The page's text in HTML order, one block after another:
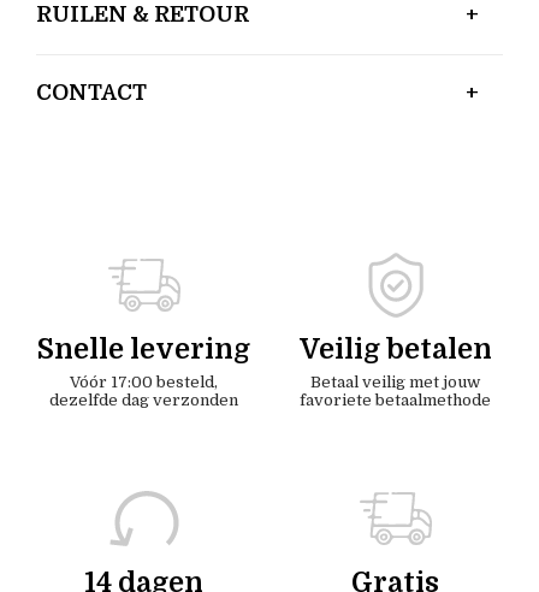
RUILEN & RETOUR
CONTACT
Snelle levering
Vóór 17:00 besteld,
dezelfde dag verzonden
Veilig betalen
Betaal veilig met jouw
favoriete betaalmethode
14 dagen Gratis